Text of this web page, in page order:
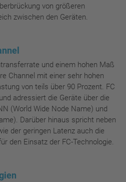
von größeren
zwischen den Geräten.
und einem hohen Maß
Channel mit einer sehr hohen
von teils über 90 Prozent. FC
adressiert die Geräte über die
(World Wide Node Name) und
Darüber hinaus spricht neben
der geringen Latenz auch die
den Einsatz der FC-Technologie.